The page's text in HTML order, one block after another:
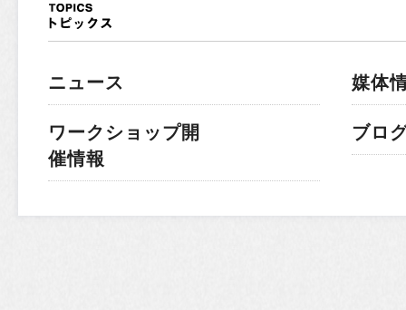
ニュース
ワークショップ開
催情報
媒体
ブロ